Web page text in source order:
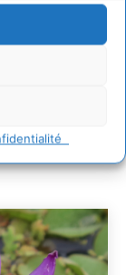
dans nos
transforme